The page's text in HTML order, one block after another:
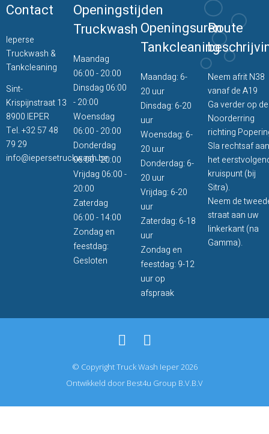
Contact
Ieperse
Truckwash &
Tankcleaning
Sint-
Krispijnstraat 13
8900 IEPER
Tel.+32 57 48
79 29
info@iepersetruckwash.be
Openingstijden
Truckwash
Maandag
06:00 - 20:00
Dinsdag 06:00
- 20:00
Woensdag
06:00 - 20:00
Donderdag
06:00 - 20:00
Vrijdag 06:00 -
20:00
Zaterdag
06:00 - 14:00
Zondag en
feestdag:
Gesloten
Openingsuren
Tankcleaning
Maandag: 6-
20 uur
Dinsdag: 6-20
uur
Woensdag: 6-
20 uur
Donderdag: 6-
20 uur
Vrijdag: 6-20
uur
Zaterdag: 6-18
uur
Zondag en
feestdag: 9-12
uur op
afspraak
Route
Neem afrit N38
vanaf de A19
Ga verder op de
Noorderring
richting
Sla rechtsaf aan
het
kruispunt (bij
Sitra).
Neem de
straat aan uw
linkerkant (na
Gamma).
© Copyright Truck Wash Ieper 2026
Ontwikkeld door Best4u Group B.V.B.V